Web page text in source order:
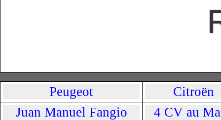
Peugeot
Citroën
Juan Manuel Fangio
4 CV au